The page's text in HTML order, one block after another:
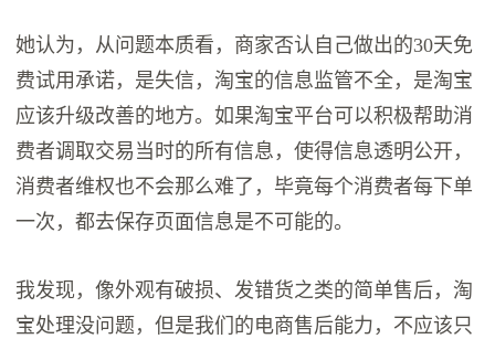
她认为，从问题本质看，商家否认自己做出的30天免
费试用承诺，是失信，淘宝的信息监管不全，是淘宝
应该升级改善的地方。如果淘宝平台可以积极帮助消
费者调取交易当时的所有信息，使得信息透明公开，
消费者维权也不会那么难了，毕竟每个消费者每下单
一次，都去保存页面信息是不可能的。
我发现，像外观有破损、发错货之类的简单售后，淘
宝处理没问题，但是我们的电商售后能力，不应该只